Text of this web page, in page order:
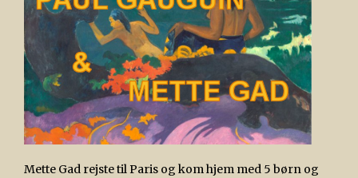
Mette Gad rejste til Paris og kom hjem med 5 børn og